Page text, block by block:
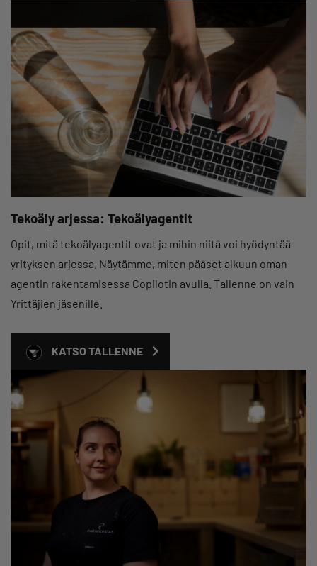
Tekoäly arjessa: Tekoälyagentit
Opit, mitä tekoälyagentit ovat ja mihin niitä voi hyödyntää
yrityksen arjessa. Näytämme, miten pääset alkuun oman
agentin rakentamisessa Copilotin avulla. Tallenne on vain
Yrittäjien jäsenille.
KATSO TALLENNE